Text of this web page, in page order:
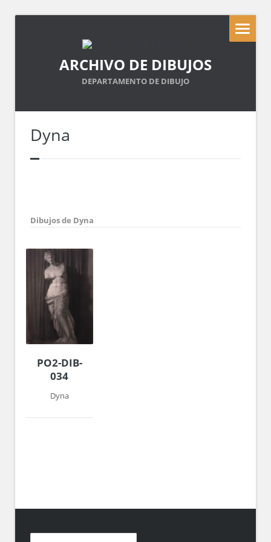
ARCHIVO DE DIBUJOS
DEPARTAMENTO DE DIBUJO
Dyna
Dibujos de Dyna
PO2-DIB-
034
Dyna